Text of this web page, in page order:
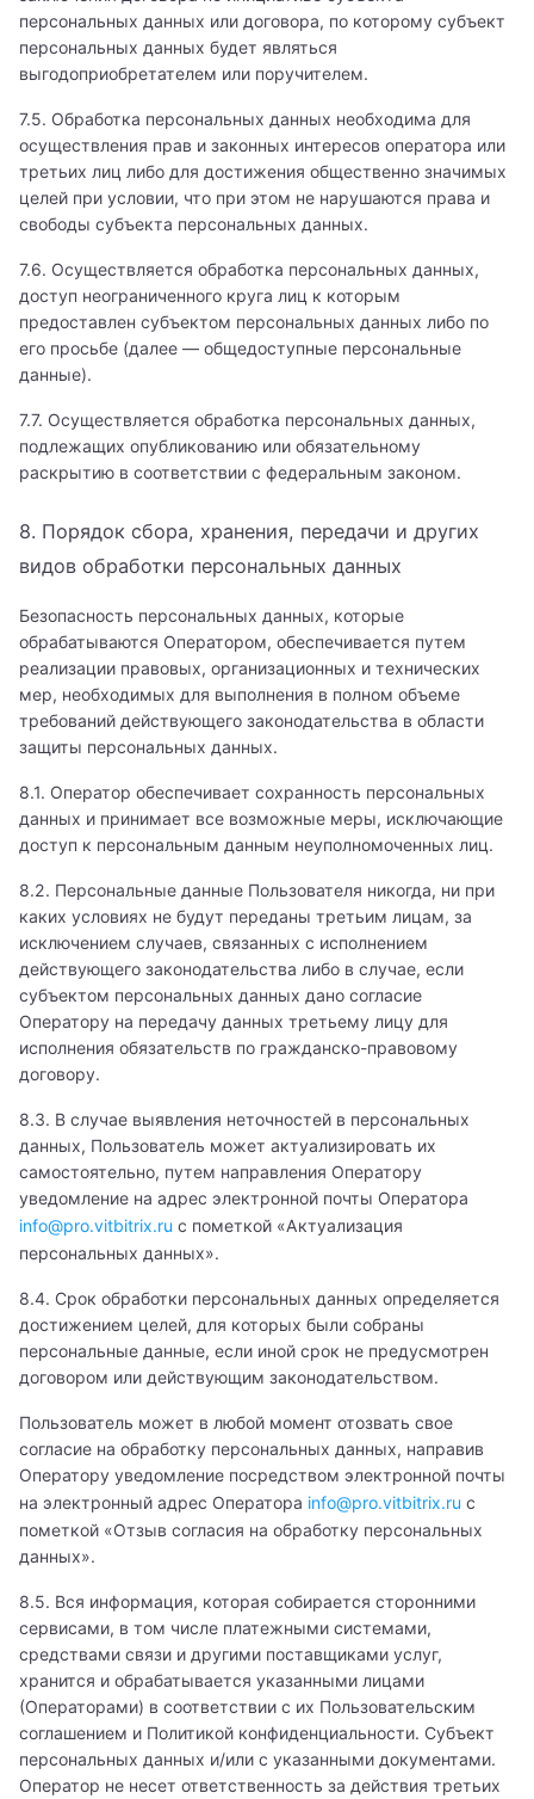
персональных данных или договора, по которому субъект
персональных данных будет являться
выгодоприобретателем или поручителем.
7.5. Обработка персональных данных необходима для
осуществления прав и законных интересов оператора или
третьих лиц либо для достижения общественно значимых
целей при условии, что при этом не нарушаются права и
свободы субъекта персональных данных.
7.6. Осуществляется обработка персональных данных,
доступ неограниченного круга лиц к которым
предоставлен субъектом персональных данных либо по
его просьбе (далее — общедоступные персональные
данные).
7.7. Осуществляется обработка персональных данных,
подлежащих опубликованию или обязательному
раскрытию в соответствии с федеральным законом.
8. Порядок сбора, хранения, передачи и других
видов обработки персональных данных
Безопасность персональных данных, которые
обрабатываются Оператором, обеспечивается путем
реализации правовых, организационных и технических
мер, необходимых для выполнения в полном объеме
требований действующего законодательства в области
защиты персональных данных.
8.1. Оператор обеспечивает сохранность персональных
данных и принимает все возможные меры, исключающие
доступ к персональным данным неуполномоченных лиц.
8.2. Персональные данные Пользователя никогда, ни при
каких условиях не будут переданы третьим лицам, за
исключением случаев, связанных с исполнением
действующего законодательства либо в случае, если
субъектом персональных данных дано согласие
Оператору на передачу данных третьему лицу для
исполнения обязательств по гражданско-правовому
договору.
8.3. В случае выявления неточностей в персональных
данных, Пользователь может актуализировать их
самостоятельно, путем направления Оператору
уведомление на адрес электронной почты Оператора
info@pro.vitbitrix.ru с пометкой «Актуализация
персональных данных».
8.4. Срок обработки персональных данных определяется
достижением целей, для которых были собраны
персональные данные, если иной срок не предусмотрен
договором или действующим законодательством.
Пользователь может в любой момент отозвать свое
согласие на обработку персональных данных, направив
Оператору уведомление посредством электронной почты
на электронный адрес Оператора info@pro.vitbitrix.ru с
пометкой «Отзыв согласия на обработку персональных
данных».
8.5. Вся информация, которая собирается сторонними
сервисами, в том числе платежными системами,
средствами связи и другими поставщиками услуг,
хранится и обрабатывается указанными лицами
(Операторами) в соответствии с их Пользовательским
соглашением и Политикой конфиденциальности. Субъект
персональных данных и/или с указанными документами.
Оператор не несет ответственность за действия третьих
Гемостазиолог
Гепатолог
Гериатр (геронтолог)
Гинеколог-хирург
Гинеколог-эндокринолог
Гипнолог
Гнатолог
Гнойный хирург
Гомеопат
Дерматовенеролог
Дерматолог
Детский аллерголог
Детский анестезиолог-реаниматолог
Детский аритмолог
Детский венеролог
Детский вертебролог
Детский врач ЛФК
Детский врач УЗИ
Детский врач-косметолог
Детский гематолог
Детский генетик
Детский гепатолог
Детский гинеколог
Детский гинеколог-эндокринолог
Детский гомеопат
Детский дерматолог
Детский диетолог
Детский иммунолог